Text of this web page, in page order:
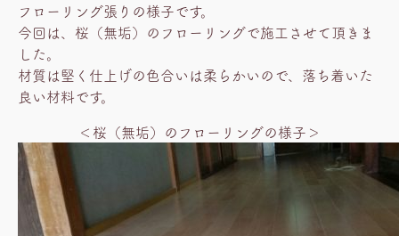
フローリング張りの様子です。
今回は、桜（無垢）のフローリングで施工させて頂きま
した。
材質は堅く仕上げの色合いは柔らかいので、落ち着いた
良い材料です。
＜桜（無垢）のフローリングの様子＞